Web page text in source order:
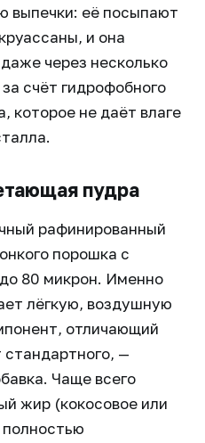
выпечки: её посыпают
и она
через несколько
счёт гидрофобного
которое не даёт влаге
пудра
рафинированный
порошка с
80 микрон. Именно
лёгкую, воздушную
отличающий
—
Чаще всего
жир (кокосовое или